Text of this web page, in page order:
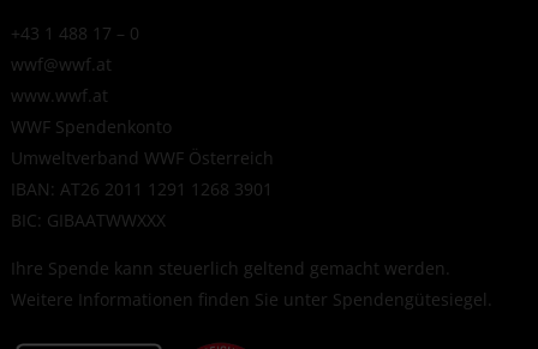
+43 1 488 17 – 0
wwf@wwf.at
www.wwf.at
WWF Spendenkonto
Umweltverband WWF Österreich
IBAN: AT26 2011 1291 1268 3901
BIC: GIBAATWWXXX
Ihre Spende kann steuerlich geltend gemacht werden.
Weitere Informationen finden Sie unter Spendengütesiegel